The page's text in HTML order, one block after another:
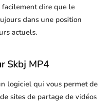
dire que le
dans une position
actuels.
Skbj MP4
logiciel qui vous permet de
sites de partage de vidéos